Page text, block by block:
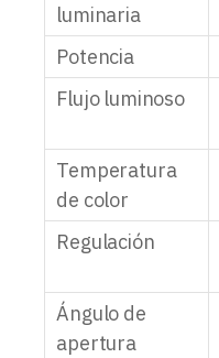
luminaria
Potencia
Flujo luminoso
Temperatura
de color
Regulación
Ángulo de
apertura